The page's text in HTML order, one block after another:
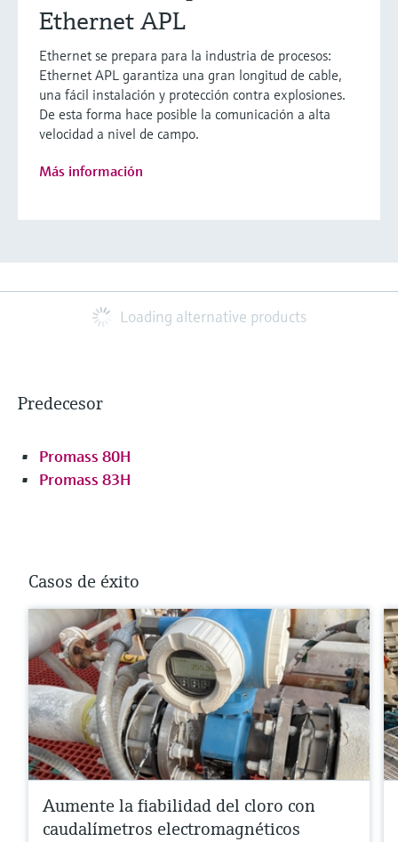
Ethernet APL
Ethernet se prepara para la industria de procesos:
Ethernet APL garantiza una gran longitud de cable,
una fácil instalación y protección contra explosiones.
De esta forma hace posible la comunicación a alta
velocidad a nivel de campo.
Más información
Loading alternative products
Predecesor
Promass 80H
Promass 83H
Casos de éxito
Aumente la fiabilidad del cloro con
caudalímetros electromagnéticos